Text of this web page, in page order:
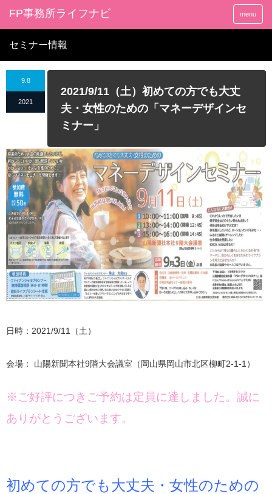
FP事務所ライフナビ menu
セミナー情報
9.8
2021
2021/9/11（土）初めての方でも大丈
夫・女性のための「マネーデザインセ
ミナー」
日時：2021/9/11（土）
会場： 山陽新聞本社9階大会議室（岡山県岡山市北区柳町2-1-1）
※ご好評につきご予約は定員に達しました。誠に
ありがとうございます。
初めての方でも大丈夫・女性のための